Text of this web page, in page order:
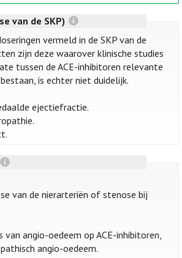
van de SKP)
vermeld in de SKP van de
zijn deze waarover klinische studies
tussen de ACE-inhibitoren relevante
is echter niet duidelijk.
ejectiefractie.
van de nierarteriën of stenose bij
van angio-oedeem op ACE-inhibitoren,
angio-oedeem.